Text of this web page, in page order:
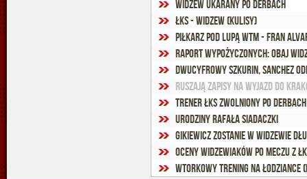
Widzew ukarany po derbach
ŁKS - Widzew (kulisy)
Piłkarz pod lupą WTM - Fran
Raport wypożyczonych: Obaj
Dwucyfrowy Szkurin, Sanchez
Ruszają zapisy na wyjazd do
Trener ŁKS zwolniony po derbach
Urodziny Rafała Siadaczki
Gikiewicz zostanie w Widzewie
Oceny widzewiaków po meczu z
Wtorkowy trening na Łodziance